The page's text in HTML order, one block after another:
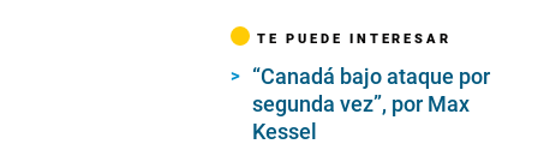
TE PUEDE INTERESAR
“Canadá bajo ataque por
segunda vez”, por Max
Kessel